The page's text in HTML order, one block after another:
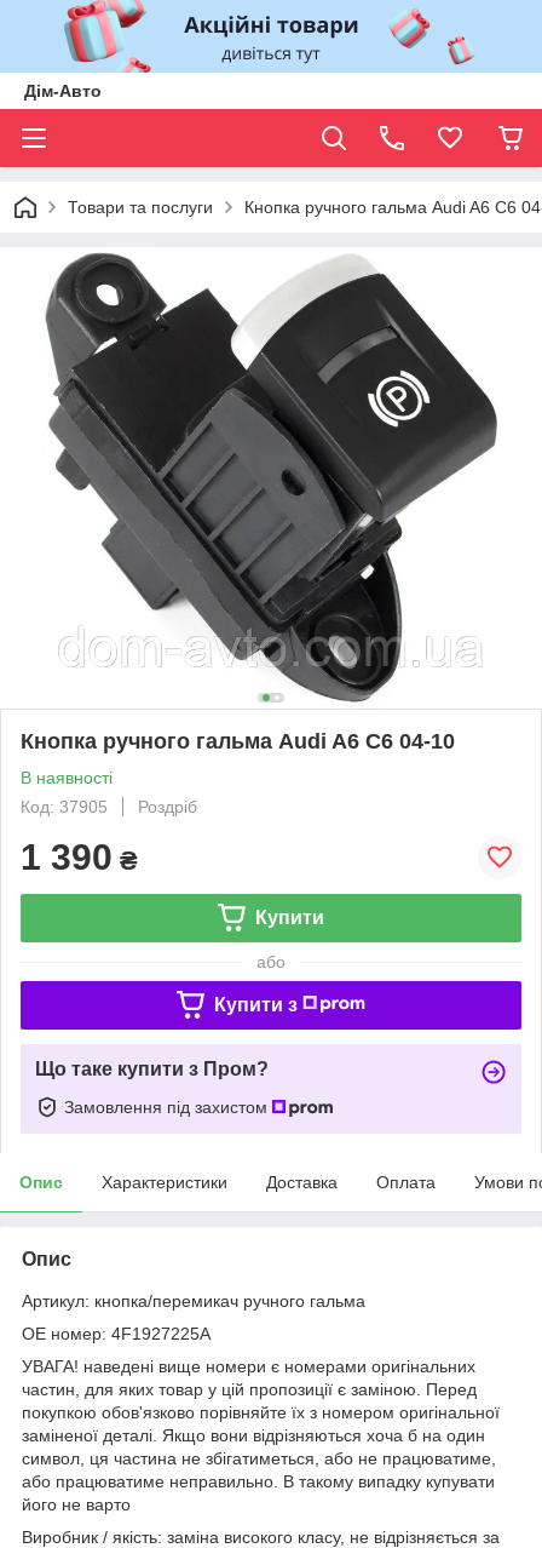
Дім-Авто
Товари та послуги Кнопка ручного гальма Audi A6 C6
Кнопка ручного гальма Audi A6 C6 04-10
В наявності
Код: 37905
Роздріб
1 390 ₴
Купити
або
Купити з
Що таке купити з Пром?
Замовлення під захистом
Опис Характеристики Доставка Оплата Умови
Опис
Артикул: кнопка/перемикач ручного гальма
OE номер: 4F1927225A
УВАГА! наведені вище номери є номерами оригінальних
частин, для яких товар у цій пропозиції є заміною. Перед
покупкою обов'язково порівняйте їх з номером оригінальної
заміненої деталі. Якщо вони відрізняються хоча б на один
символ, ця частина не збігатиметься, або не працюватиме,
або працюватиме неправильно. В такому випадку купувати
його не варто
Виробник / якість: заміна високого класу, не відрізняється за